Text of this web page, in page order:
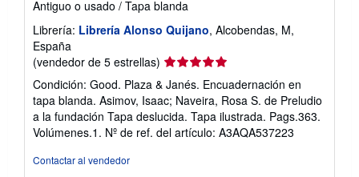
Antiguo o usado / Tapa blanda
Librería: Librería Alonso Quijano, Alcobendas, M,
España
(vendedor de 5 estrellas) Calificación
del
vendedor:
5
de
5
Condición: Good. Plaza & Janés. Encuadernación en
tapa blanda. Asimov, Isaac; Naveira, Rosa S. de Preludio
a la fundación Tapa deslucida. Tapa ilustrada. Pags.363.
Volúmenes.1. Nº de ref. del artículo: A3AQA537223
Contactar al vendedor